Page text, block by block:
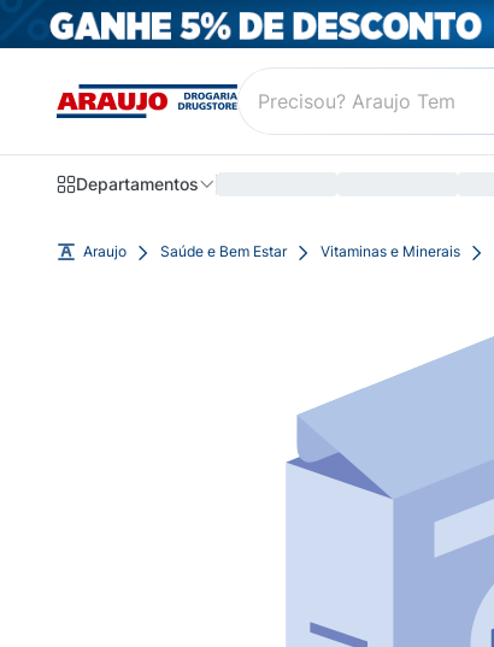
Departamentos
Araujo Saúde e Bem Estar Vitaminas e Minerais